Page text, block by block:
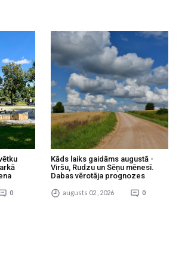
0
Kāds laiks gaidāms augustā -
Viršu, Rudzu un Sēņu mēnesī.
Dabas vērotāja prognozes
augusts 02 , 2026 0